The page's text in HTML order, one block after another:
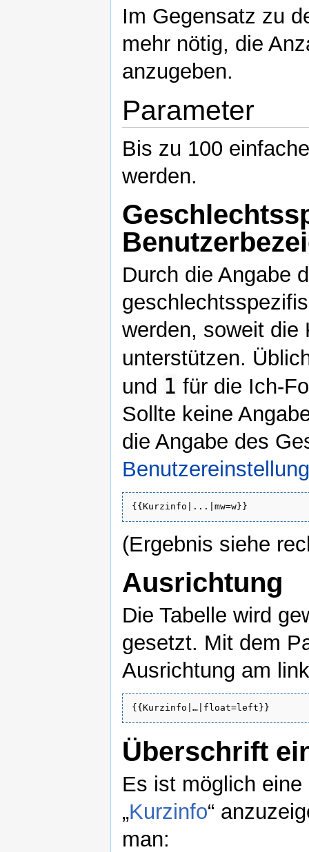
Im Gegensatz zu
mehr nötig, die
anzugeben.
Parameter
Bis zu 100
werden.
Durch die Angabe
werden, soweit die
unterstützen.
und 1 für die Ich-
Sollte keine
die Angabe des
{{Kurzinfo|...|mw=w}}
(Ergebnis siehe
Ausrichtung
Die Tabelle wird
gesetzt. Mit dem
Ausrichtung am
{{Kurzinfo|…|float=left}}
Überschrift
Es ist möglich
„Kurzinfo“
man: